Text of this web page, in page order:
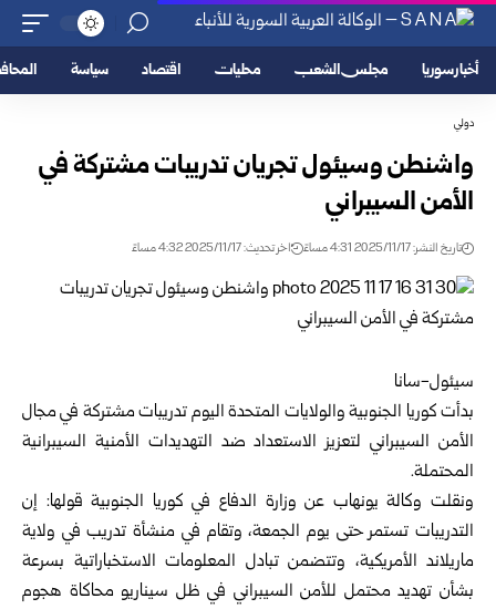
أخبار سوريا مجلس الشعب محليات اقتصاد سياسة
دولي
واشنطن وسيئول تجريان تدريبات مشتركة في
الأمن السيبراني
تاريخ النشر: 2025/11/17 4:31 مساءً اخر تحديث: 2025/11/17 4:32 مساءً
سيئول-سانا
بدأت كوريا الجنوبية والولايات المتحدة اليوم تدريبات مشتركة في مجال
الأمن السيبراني لتعزيز الاستعداد ضد التهديدات الأمنية السيبرانية
المحتملة.
ونقلت وكالة يونهاب عن وزارة الدفاع في كوريا الجنوبية قولها: إن
التدريبات تستمر حتى يوم الجمعة، وتقام في منشأة تدريب في ولاية
ماريلاند الأمريكية، وتتضمن تبادل المعلومات الاستخباراتية بسرعة
بشأن تهديد محتمل للأمن السيبراني في ظل سيناريو محاكاة هجوم